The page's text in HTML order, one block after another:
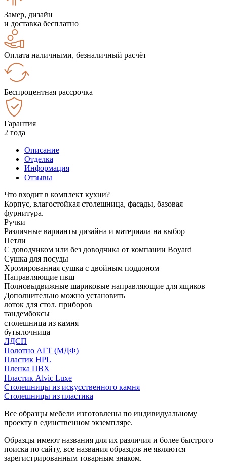
Замер, дизайн
и доставка бесплатно
Оплата наличными, безналичный расчёт
Беспроцентная рассрочка
Гарантия
2 года
Описание
Отделка
Информация
Отзывы
Что входит в комплект кухни?
Корпус, влагостойкая столешница, фасады, базовая
фурнитура.
Ручки
Различные варианты дизайна и материала на выбор
Петли
С доводчиком или без доводчика от компании Boyard
Сушка для посуды
Хромированная сушка с двойным поддоном
Направляющие пвш
Полновыдвижные шариковые направляющие для ящиков
Дополнительно можно установить
лоток для стол. приборов
тандембоксы
столешница из камня
бутылочница
ЛДСП
Полотно АГТ (МДФ)
Пластик HPL
Пленка ПВХ
Пластик Alvic Luxe
Столешницы из искусственного камня
Столешницы из пластика
Все образцы мебели изготовлены по индивидуальному
проекту в единственном экземпляре.
Образцы имеют названия для их различия и более быстрого
поиска по сайту, все названия образцов не являются
зарегистрированным товарным знаком.